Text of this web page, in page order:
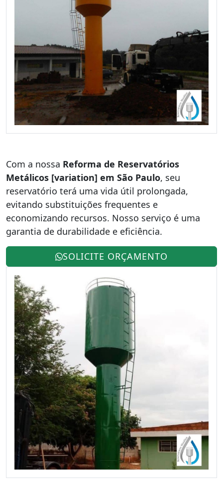
Com a nossa Reforma de Reservatórios
Metálicos [variation] em São Paulo, seu
reservatório terá uma vida útil prolongada,
evitando substituições frequentes e
economizando recursos. Nosso serviço é uma
garantia de durabilidade e eficiência.
SOLICITE ORÇAMENTO